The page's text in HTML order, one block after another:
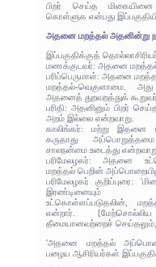
பிறர் செய்த
கொள்ளுக என்பது
அதனை மறத்தல் அதனின்று
இப்பகுதிக்குத்
மணக்குடவர்: அதனை
பரிப்பெருமாள்: அதனை
மறத்தல்-வெகுளாமை. அது
அதனைத் துறவறத்துக்
பரிதி: அதனினும் பிறர்
அறம் இல்லை என்றவாறு.
காலிங்கர்: மற்று இதனை
கருதாது
சாலநன்மை உடைத்து
பரிமேலழகர்: அதனை
மறத்தல் பெறின்
பரிமேலழகர் குறிப்புரை:
இரண்டினையும்
உட்கொள்ளப்படுதலின்,
என்றார்.
தீமையானவற்றைச்
'அதனை மறத்தல்
பழைய ஆசிரியர்கள்